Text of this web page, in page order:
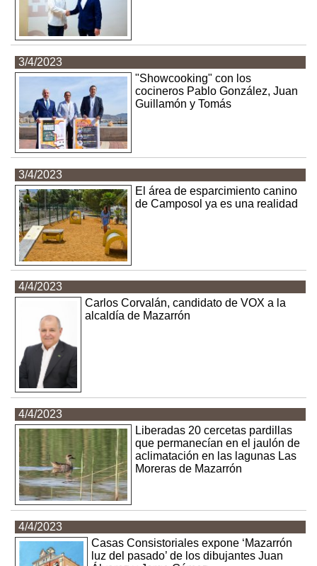
3/4/2023
"Showcooking" con los
cocineros Pablo González, Juan
Guillamón y Tomás
3/4/2023
El área de esparcimiento canino
de Camposol ya es una realidad
4/4/2023
Carlos Corvalán, candidato de VOX a la
alcaldía de Mazarrón
4/4/2023
Liberadas 20 cercetas pardillas
que permanecían en el jaulón de
aclimatación en las lagunas Las
Moreras de Mazarrón
4/4/2023
Casas Consistoriales expone ‘Mazarrón
luz del pasado’ de los dibujantes Juan